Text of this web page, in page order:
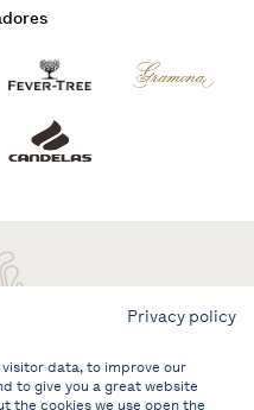
Privacy policy
data, to improve our
to give you a great website
the cookies we use open the